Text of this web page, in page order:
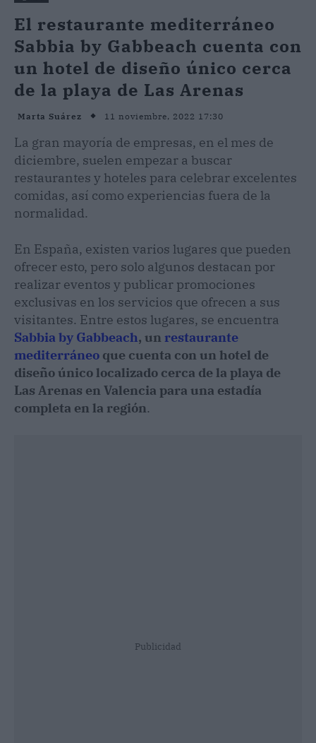
El restaurante mediterráneo
Sabbia by Gabbeach cuenta con
un hotel de diseño único cerca
de la playa de Las Arenas
Marta Suárez 11 noviembre, 2022 17:30
La gran mayoría de empresas, en el mes de
diciembre, suelen empezar a buscar
restaurantes y hoteles para celebrar excelentes
comidas, así como experiencias fuera de la
normalidad.
En España, existen varios lugares que pueden
ofrecer esto, pero solo algunos destacan por
realizar eventos y publicar promociones
exclusivas en los servicios que ofrecen a sus
visitantes. Entre estos lugares, se encuentra
Sabbia by Gabbeach, un restaurante
mediterráneo que cuenta con un hotel de
diseño único localizado cerca de la playa de
Las Arenas en Valencia para una estadía
completa en la región.
Publicidad